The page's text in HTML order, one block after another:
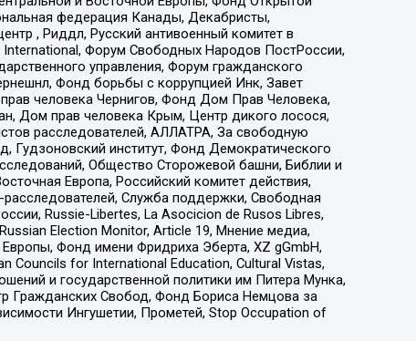
федерация Канады, Декабристы,
, Риддл, Русский антивоенный комитет в
Форум Свободных Народов ПостРоссии,
управления, Форум гражданского
Фонд борьбы с коррупцией Инк, Завет
человека Чернигов, Фонд Дом Прав Человека,
Дом прав человека Крым, Центр дикого лосося,
расследователей, АЛЛАТРА, За свободную
Гудзоновский институт, Фонд Демократического
Общество Сторожевой башни, Библии и
Европа, Российский комитет действия,
Служба поддержки, Свободная
Russie-Libertes, La Asocicion de Rusos Libres,
Election Monitor, Article 19, Мнение медиа,
Фонд имени Фридриха Эберта, XZ gGmbH,
for International Education, Cultural Vistas,
и государственной политики им Питера Мунка,
Гражданских Свобод, Фонд Бориса Немцова за
Ингушетии, Прометей, Stop Occupation of